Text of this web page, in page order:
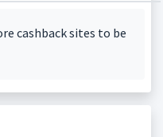
cashback sites to be